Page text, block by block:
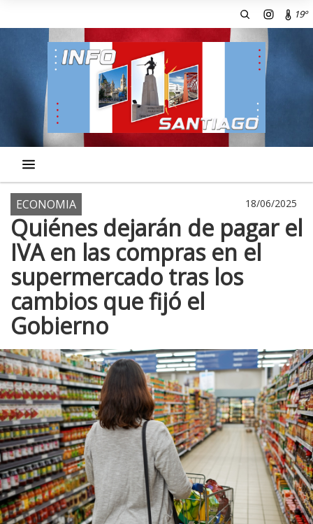
19º
ECONOMIA 18/06/2025
Quiénes dejarán de pagar el
IVA en las compras en el
supermercado tras los
cambios que fijó el
Gobierno